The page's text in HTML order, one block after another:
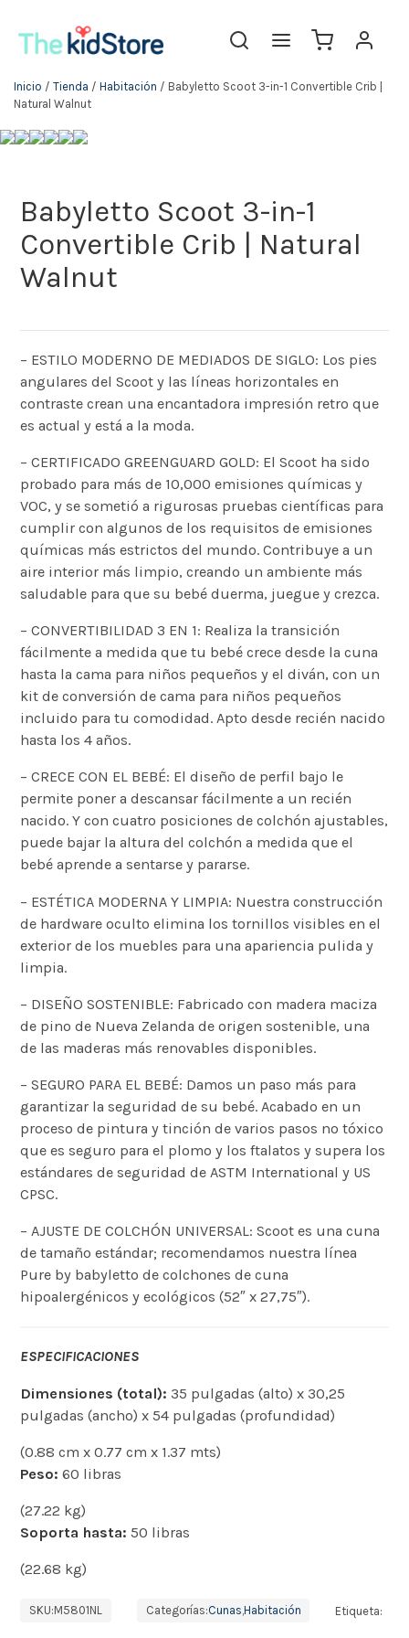
Inicio / Tienda / Habitación / Babyletto Scoot 3-in-1 Convertible Crib |
Natural Walnut
Babyletto Scoot 3-in-1
Convertible Crib | Natural
Walnut
– ESTILO MODERNO DE MEDIADOS DE SIGLO: Los pies
angulares del Scoot y las líneas horizontales en
contraste crean una encantadora impresión retro que
es actual y está a la moda.
– CERTIFICADO GREENGUARD GOLD: El Scoot ha sido
probado para más de 10,000 emisiones químicas y
VOC, y se sometió a rigurosas pruebas científicas para
cumplir con algunos de los requisitos de emisiones
químicas más estrictos del mundo. Contribuye a un
aire interior más limpio, creando un ambiente más
saludable para que su bebé duerma, juegue y crezca.
– CONVERTIBILIDAD 3 EN 1: Realiza la transición
fácilmente a medida que tu bebé crece desde la cuna
hasta la cama para niños pequeños y el diván, con un
kit de conversión de cama para niños pequeños
incluido para tu comodidad. Apto desde recién nacido
hasta los 4 años.
– CRECE CON EL BEBÉ: El diseño de perfil bajo le
permite poner a descansar fácilmente a un recién
nacido. Y con cuatro posiciones de colchón ajustables,
puede bajar la altura del colchón a medida que el
bebé aprende a sentarse y pararse.
– ESTÉTICA MODERNA Y LIMPIA: Nuestra construcción
de hardware oculto elimina los tornillos visibles en el
exterior de los muebles para una apariencia pulida y
limpia.
– DISEÑO SOSTENIBLE: Fabricado con madera maciza
de pino de Nueva Zelanda de origen sostenible, una
de las maderas más renovables disponibles.
– SEGURO PARA EL BEBÉ: Damos un paso más para
garantizar la seguridad de su bebé. Acabado en un
proceso de pintura y tinción de varios pasos no tóxico
que es seguro para el plomo y los ftalatos y supera los
estándares de seguridad de ASTM International y US
CPSC.
– AJUSTE DE COLCHÓN UNIVERSAL: Scoot es una cuna
de tamaño estándar; recomendamos nuestra línea
Pure by babyletto de colchones de cuna
hipoalergénicos y ecológicos (52″ x 27,75″).
ESPECIFICACIONES
Dimensiones (total): 35 pulgadas (alto) x 30,25
pulgadas (ancho) x 54 pulgadas (profundidad)
(0.88 cm x 0.77 cm x 1.37 mts)
Peso: 60 libras
(27.22 kg)
Soporta hasta: 50 libras
(22.68 kg)
SKU:M5801NL Categorías:Cunas,Habitación Etiqueta: